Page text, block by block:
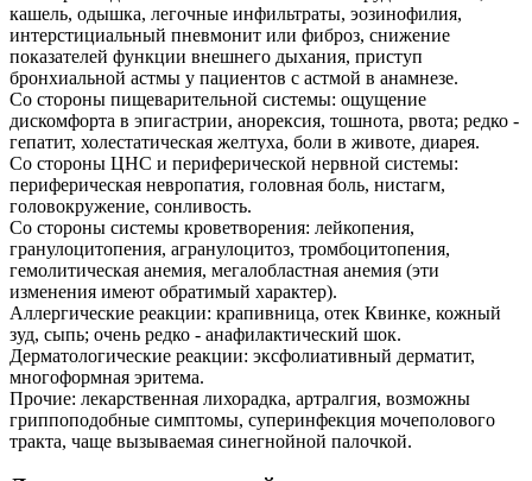
кашель, одышка, легочные инфильтраты, эозинофилия,
интерстициальный пневмонит или фиброз, снижение
показателей функции внешнего дыхания, приступ
бронхиальной астмы у пациентов с астмой в анамнезе.
Со стороны пищеварительной системы: ощущение
дискомфорта в эпигастрии, анорексия, тошнота, рвота; редко -
гепатит, холестатическая желтуха, боли в животе, диарея.
Со стороны ЦНС и периферической нервной системы:
периферическая невропатия, головная боль, нистагм,
головокружение, сонливость.
Со стороны системы кроветворения: лейкопения,
гранулоцитопения, агранулоцитоз, тромбоцитопения,
гемолитическая анемия, мегалобластная анемия (эти
изменения имеют обратимый характер).
Аллергические реакции: крапивница, отек Квинке, кожный
зуд, сыпь; очень редко - анафилактический шок.
Дерматологические реакции: эксфолиативный дерматит,
многоформная эритема.
Прочие: лекарственная лихорадка, артралгия, возможны
гриппоподобные симптомы, суперинфекция мочеполового
тракта, чаще вызываемая синегнойной палочкой.